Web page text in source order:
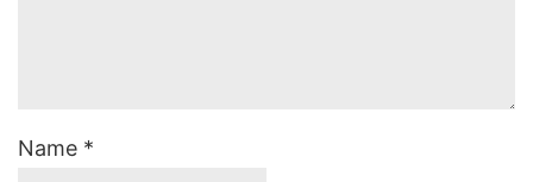
Name *